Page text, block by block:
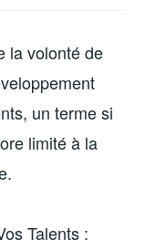
la volonté de
un terme si
limité à la
Talents :